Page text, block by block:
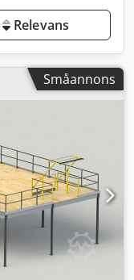
Relevans
Småannons